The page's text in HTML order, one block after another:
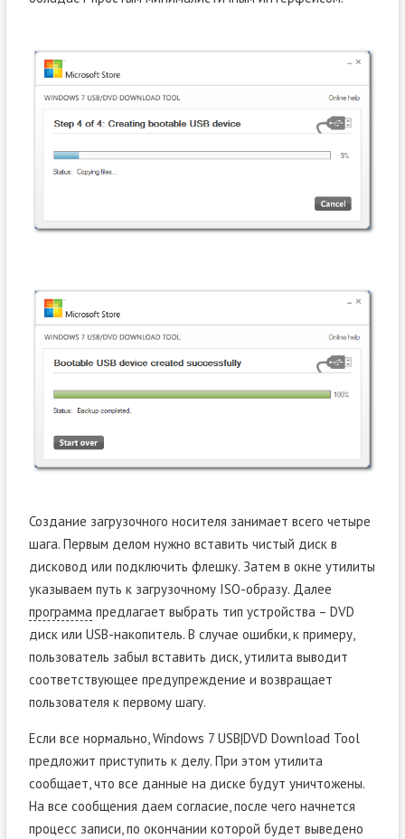
Создание загрузочного носителя занимает всего четыре
шага. Первым делом нужно вставить чистый диск в
дисковод или подключить флешку. Затем в окне утилиты
указываем путь к загрузочному ISO-образу. Далее
программапредлагает выбрать тип устройства – DVD
диск или USB-накопитель. В случае ошибки, к примеру,
пользователь забыл вставить диск, утилита выводит
соответствующее предупреждение и возвращает
пользователя к первому шагу.
Если все нормально, Windows 7 USB|DVD Download Tool
предложит приступить к делу. При этом утилита
сообщает, что все данные на диске будут уничтожены.
На все сообщения даем согласие, после чего начнется
процесс записи, по окончании которой будет выведено